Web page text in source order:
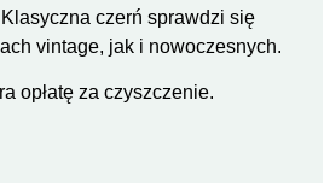
czerń sprawdzi się
vintage, jak i nowoczesnych.
opłatę za czyszczenie.